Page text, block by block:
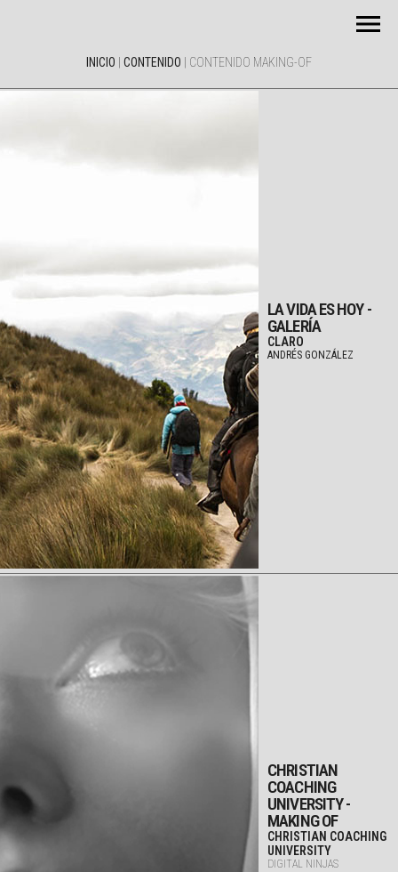
INICIO CONTENIDO CONTENIDO MAKING-OF
LA VIDA ES HOY -
GALERÍA
CLARO
ANDRÉS GONZÁLEZ
CHRISTIAN
COACHING
UNIVERSITY -
MAKING OF
CHRISTIAN COACHING
UNIVERSITY
DIGITAL NINJAS